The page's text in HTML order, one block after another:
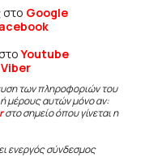
στο Google
Youtube
Viber
των πληροφοριών του
μέρους αυτών μόνο αν:
στο σημείο όπου γίνεται η
ενεργός σύνδεσμος